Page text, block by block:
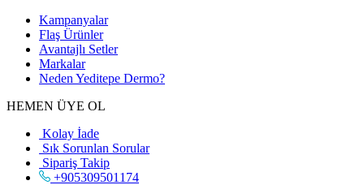
Kampanyalar
Flaş Ürünler
Avantajlı Setler
Markalar
Neden Yeditepe Dermo?
HEMEN ÜYE OL
Kolay İade
Sık Sorunlan Sorular
Sipariş Takip
+905309501174